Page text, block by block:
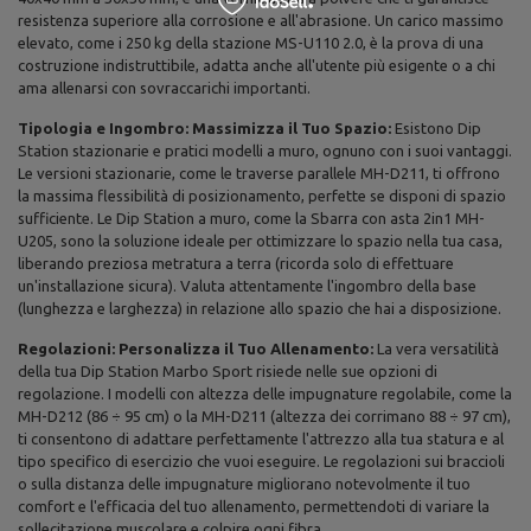
resistenza superiore alla corrosione e all'abrasione. Un carico massimo
elevato, come i 250 kg della stazione MS-U110 2.0, è la prova di una
costruzione indistruttibile, adatta anche all'utente più esigente o a chi
ama allenarsi con sovraccarichi importanti.
Tipologia e Ingombro: Massimizza il Tuo Spazio: Esistono Dip
Station stazionarie e pratici modelli a muro, ognuno con i suoi vantaggi.
Le versioni stazionarie, come le traverse parallele MH-D211, ti offrono
la massima flessibilità di posizionamento, perfette se disponi di spazio
sufficiente. Le Dip Station a muro, come la Sbarra con asta 2in1 MH-
U205, sono la soluzione ideale per ottimizzare lo spazio nella tua casa,
liberando preziosa metratura a terra (ricorda solo di effettuare
un'installazione sicura). Valuta attentamente l'ingombro della base
(lunghezza e larghezza) in relazione allo spazio che hai a disposizione.
Regolazioni: Personalizza il Tuo Allenamento: La vera versatilità
della tua Dip Station Marbo Sport risiede nelle sue opzioni di
regolazione. I modelli con altezza delle impugnature regolabile, come la
MH-D212 (86 ÷ 95 cm) o la MH-D211 (altezza dei corrimano 88 ÷ 97 cm),
ti consentono di adattare perfettamente l'attrezzo alla tua statura e al
tipo specifico di esercizio che vuoi eseguire. Le regolazioni sui braccioli
o sulla distanza delle impugnature migliorano notevolmente il tuo
comfort e l'efficacia del tuo allenamento, permettendoti di variare la